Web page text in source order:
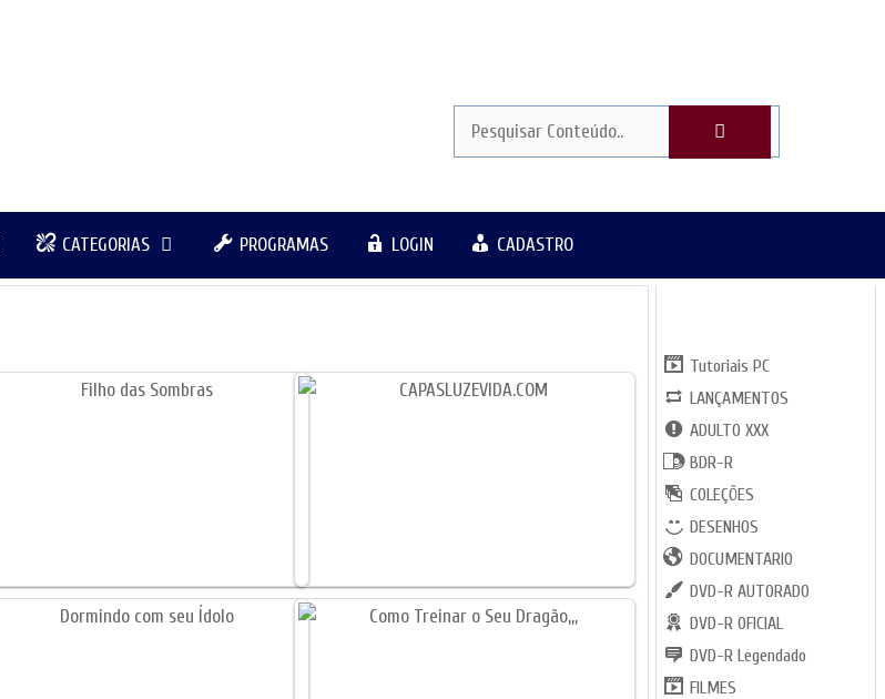
CATEGORIAS PROGRAMAS LOGIN CADASTRO
Tutoriais PC
LANÇAMENTOS
ADULTO XXX
BDR-R
COLEÇÕES
DESENHOS
DOCUMENTARIO
DVD-R AUTORADO
DVD-R OFICIAL
DVD-R Legendado
FILMES